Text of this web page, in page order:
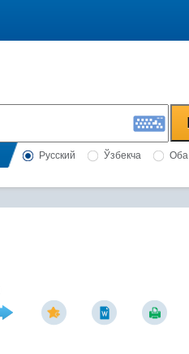
Русский Ўзбекча Оба